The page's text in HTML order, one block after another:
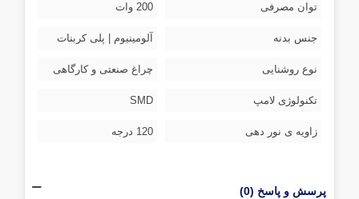
توان مصرفی 200 وات
جنس بدنه آلومینیوم | پلی کربنات
نوع روشنایی چراغ صنعتی و کارگاهی
تکنولوژی لامپ SMD
زاویه ی نور دهی 120 درجه
پرسش و پاسخ (0)